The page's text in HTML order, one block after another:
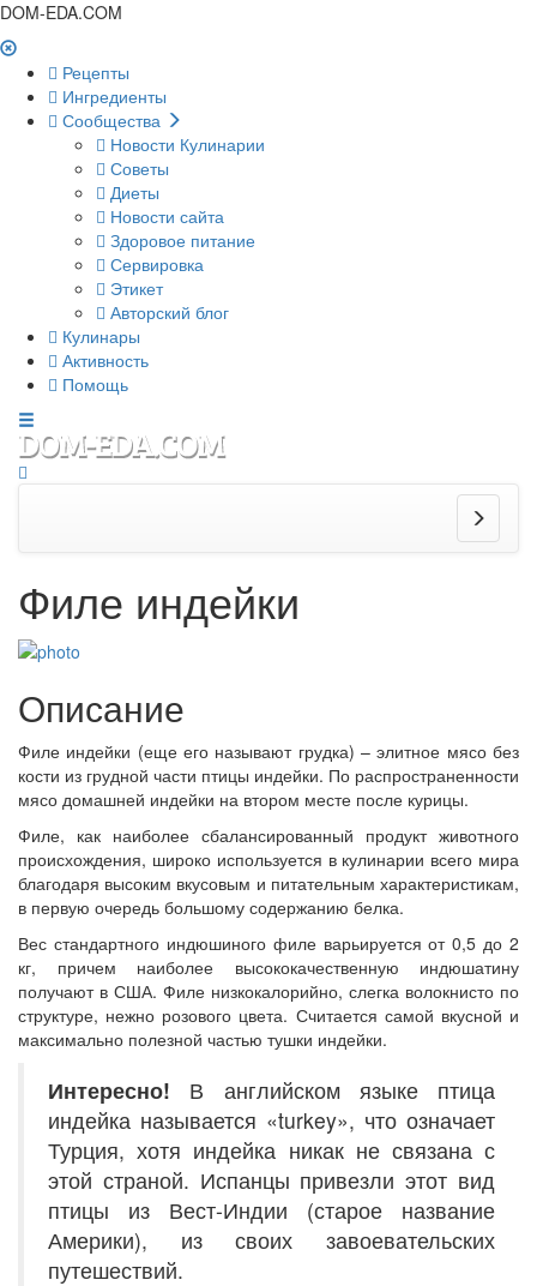
DOM-EDA.COM
Рецепты
Ингредиенты
Сообщества
Новости Кулинарии
Советы
Диеты
Новости сайта
Здоровое питание
Сервировка
Этикет
Авторский блог
Кулинары
Активность
Помощь
Филе индейки
Описание
Филе индейки (еще его называют грудка) – элитное мясо без
кости из грудной части птицы индейки. По распространенности
мясо домашней индейки на втором месте после курицы.
Филе, как наиболее сбалансированный продукт животного
происхождения, широко используется в кулинарии всего мира
благодаря высоким вкусовым и питательным характеристикам,
в первую очередь большому содержанию белка.
Вес стандартного индюшиного филе варьируется от 0,5 до 2
кг, причем наиболее высококачественную индюшатину
получают в США. Филе низкокалорийно, слегка волокнисто по
структуре, нежно розового цвета. Считается самой вкусной и
максимально полезной частью тушки индейки.
Интересно! В английском языке птица
индейка называется «turkey», что означает
Турция, хотя индейка никак не связана с
этой страной. Испанцы привезли этот вид
птицы из Вест-Индии (старое название
Америки), из своих завоевательских
путешествий.